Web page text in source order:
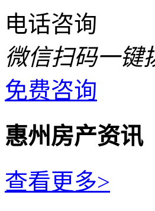
电话咨询
微信扫码一键
免费咨询
惠州房产资讯
查看更多>